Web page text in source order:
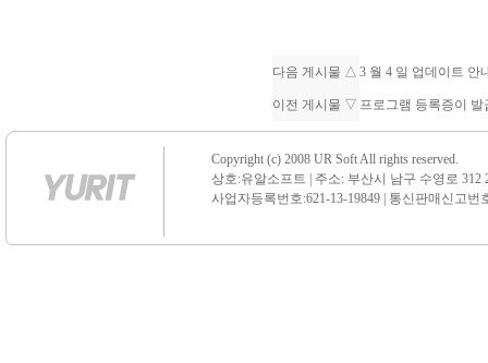
다음 게시물 △ 3 월 4 일 업데이트 안
이전 게시물 ▽ 프로그램 등록증이
Copyright (c) 2008 UR Soft All rights reserved.
상호:유알소프트 | 주소: 부산시 남구 수영로 312
사업자등록번호:621-13-19849 | 통신판매신고번